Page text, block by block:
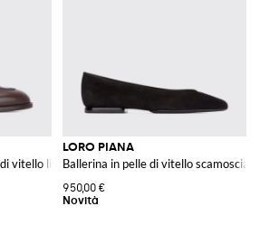
vitello liscia con vaschetta in rilievo
LORO PIANA
Ballerina in pelle di vitello
950,00 €